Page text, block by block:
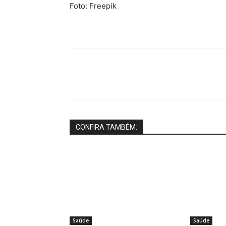
Foto: Freepik
CONFIRA TAMBÉM:
Saúde Saúde